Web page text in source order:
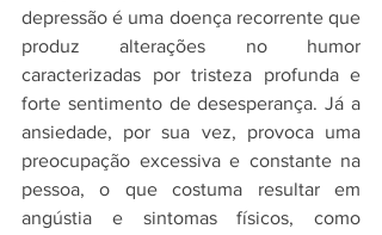
depressão é uma doença recorrente que
produz alterações no humor
caracterizadas por tristeza profunda e
forte sentimento de desesperança. Já a
ansiedade, por sua vez, provoca uma
preocupação excessiva e constante na
pessoa, o que costuma resultar em
angústia e sintomas físicos, como